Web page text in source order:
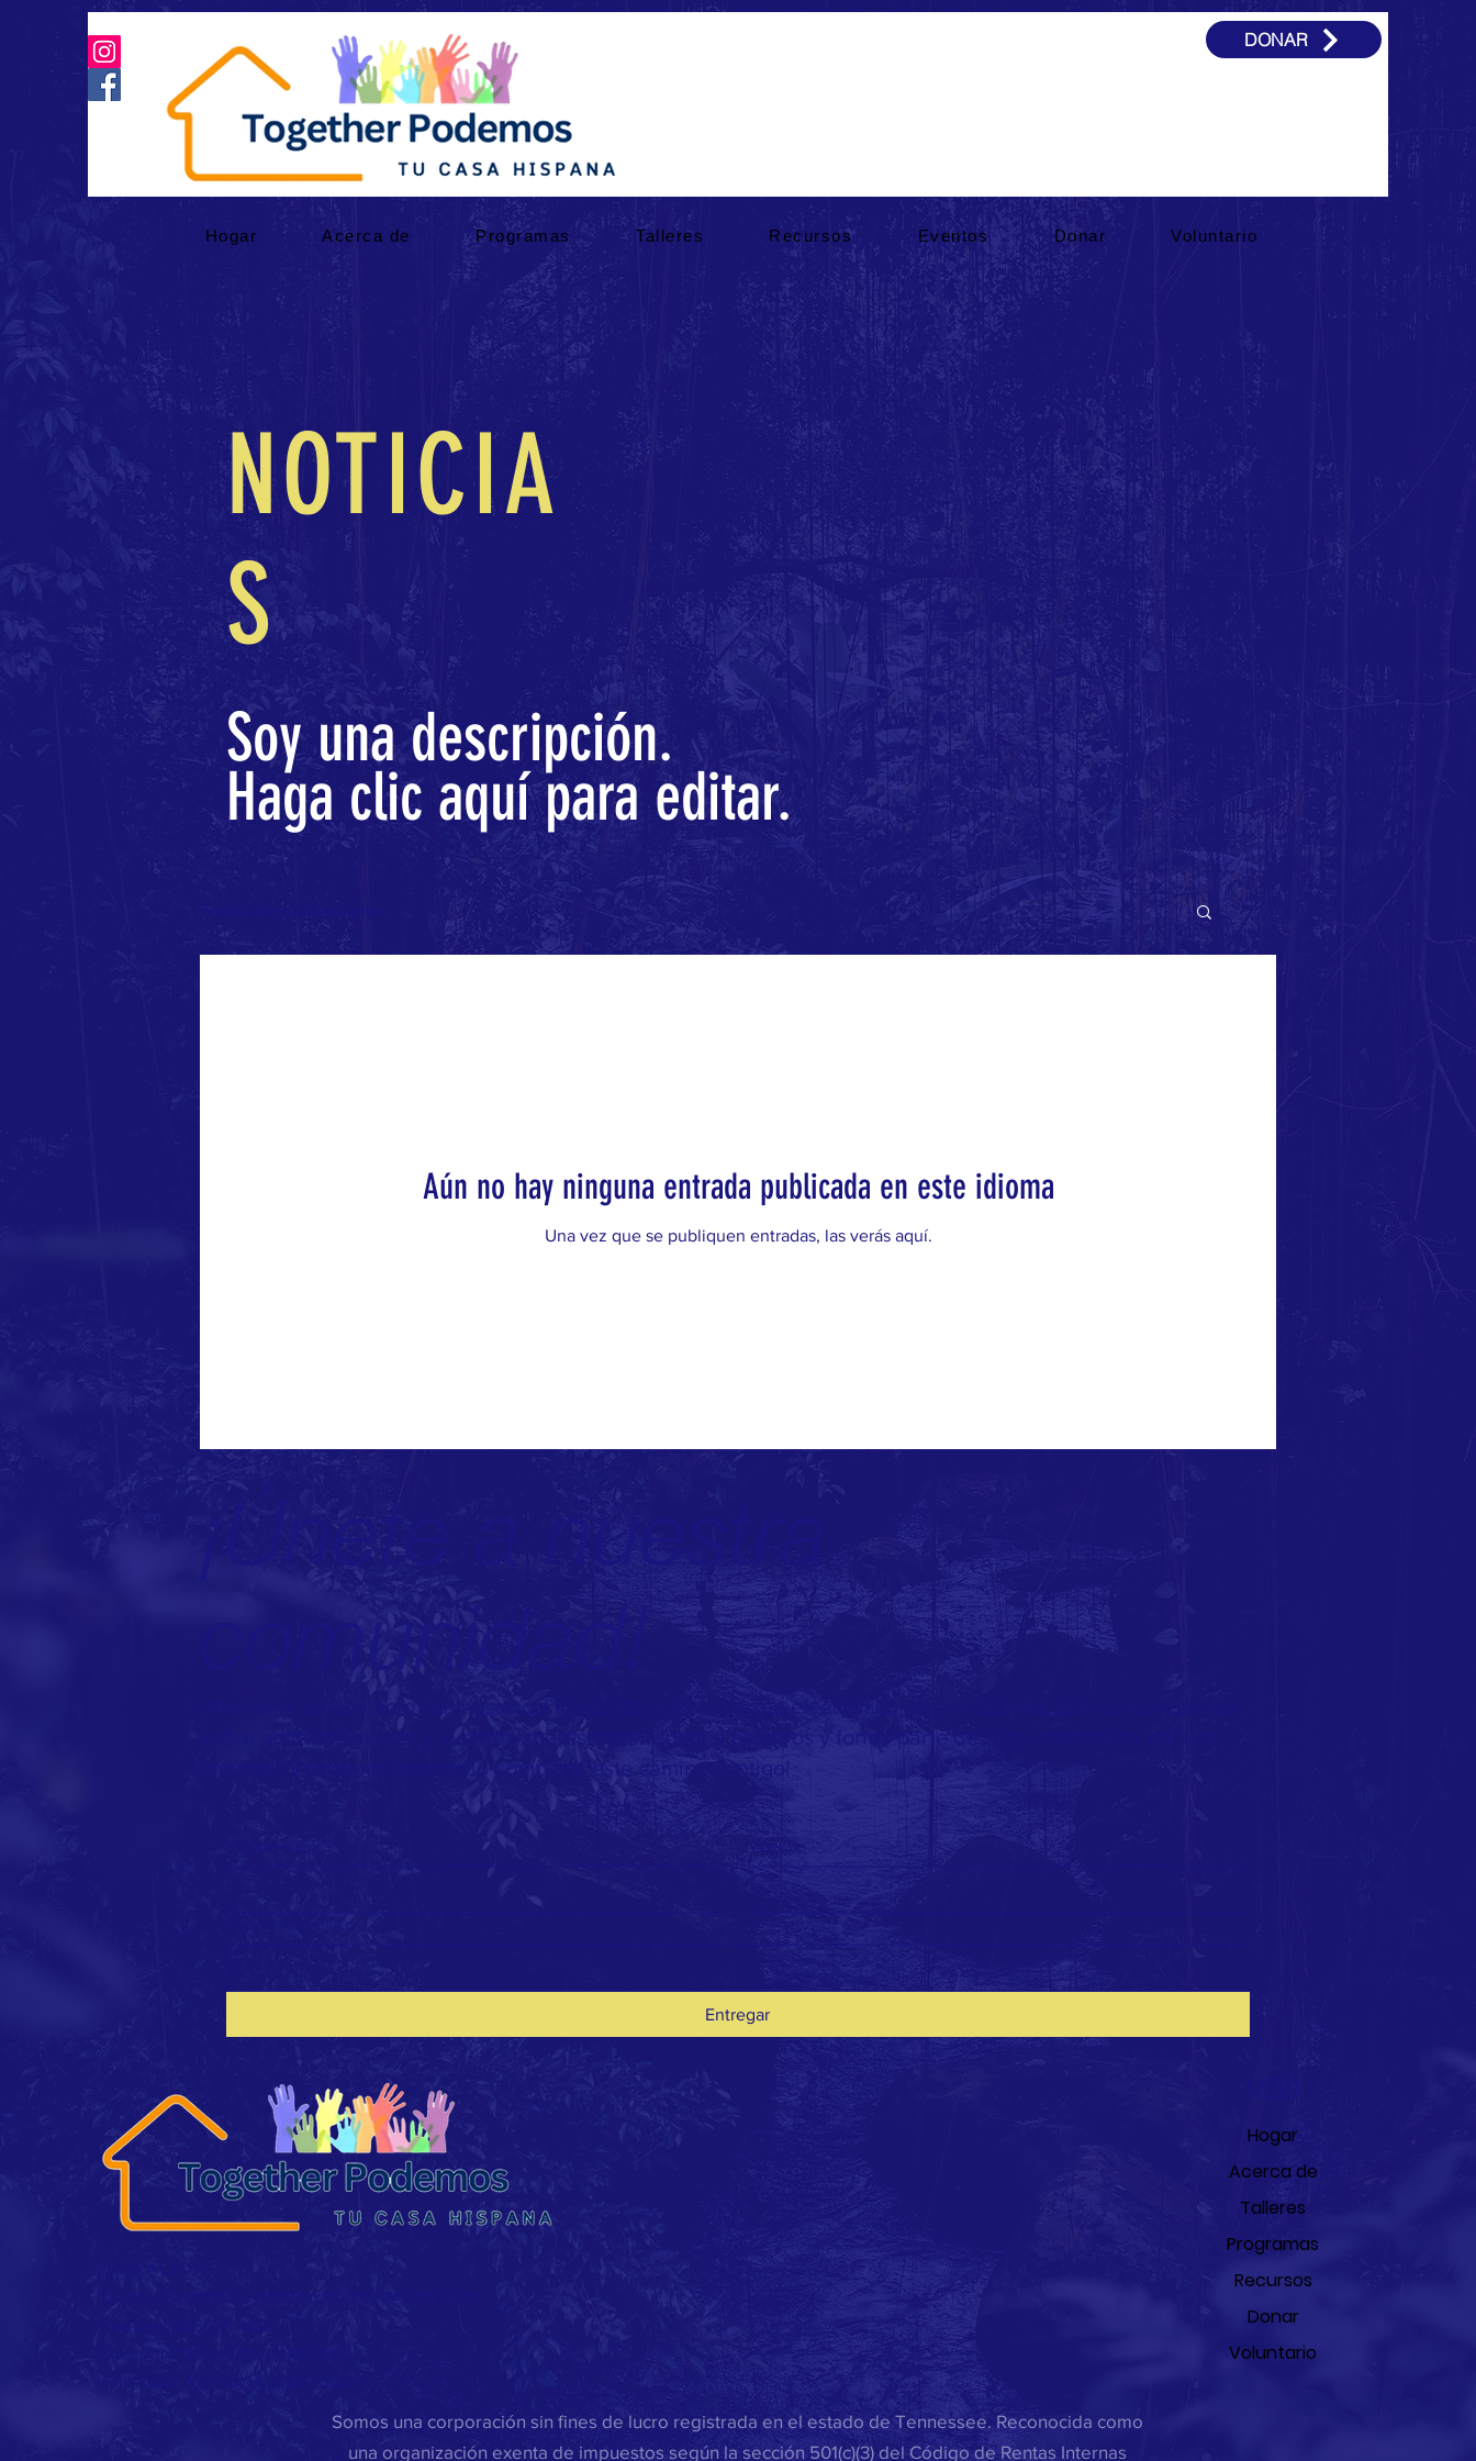
DONAR
Hogar Acerca de Programas Talleres Recursos Eventos Donar Voluntario
NOTICIA
S
Soy una descripción.
Haga clic aquí para editar.
Aún no hay ninguna entrada publicada en este idioma
Una vez que se publiquen entradas, las verás aquí.
¡Únete a nuestra
comunidad!
¡Mantente en contacto con nosotros! Regístrate con tu correo electrónico para recibir las últimas novedades
sobre noticias, talleres y eventos interesantes. Únete a nosotros y forma parte de algo especial: tu opinión
importa, ¡y estamos deseando compartir este camino contigo!
Apellido
Entregar
Hogar
Acerca de
Talleres
Programas
Recursos
Donar
Voluntario
Somos una corporación sin fines de lucro registrada en el estado de Tennessee. Reconocida como
una organización exenta de impuestos según la sección 501(c)(3) del Código de Rentas Internas